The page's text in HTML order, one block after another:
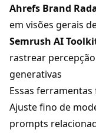
Ahrefs Brand
em visões gerais
Semrush AI
rastrear
generativas
Essas
Ajuste fino de
prompts